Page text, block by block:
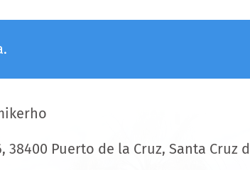
38400 Puerto de la Cruz, Santa Cruz